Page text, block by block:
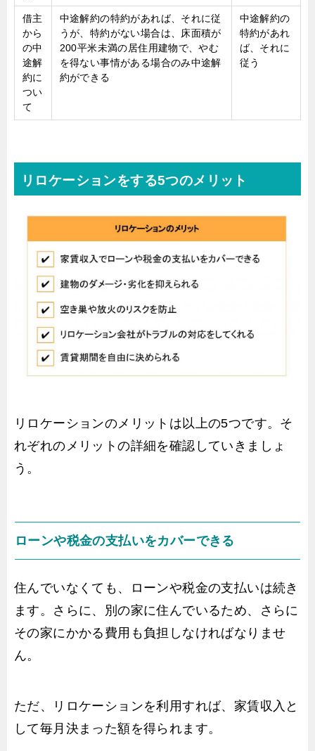
借主
から
の中
途解
約に
つい
て
中途解約の特約があれば、それに従
うが、特約がない場合は、床面積が
200平米未満の居住用建物で、やむ
を得ない事情がある場合のみ中途解
約ができる
中途解約の
特約があれ
ば、それに
従う
リロケーションをする5つのメリット
リロケーションのメリットは以上の5つです。そ
れぞれのメリットの詳細を確認していきましょ
う。
ローンや税金の支払いをカバーできる
住んでいなくても、ローンや税金の支払いは続き
ます。さらに、別の家に住んでいるため、さらに
その家にかかる費用も負担しなければなりませ
ん。
ただ、リロケーションを利用すれば、家賃収入と
して毎月決まった額を得られます。